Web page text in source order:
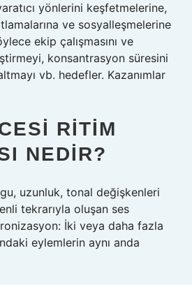
yönlerini keşfetmelerine,
ve sosyalleşmelerine
ekip çalışmasını ve
konsantrasyon süresini
vb. hedefler. Kazanımlar
RITIM
NEDIR?
uzunluk, tonal değişkenleri
tekrarıyla oluşan ses
İki veya daha fazla
eylemlerin aynı anda